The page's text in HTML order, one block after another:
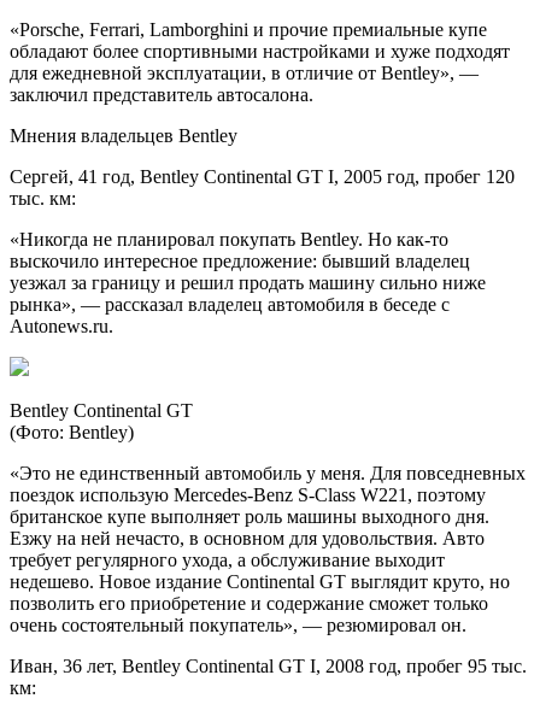
«Porsche, Ferrari, Lamborghini и прочие премиальные купе
обладают более спортивными настройками и хуже подходят
для ежедневной эксплуатации, в отличие от Bentley», —
заключил представитель автосалона.
Мнения владельцев Bentley
Сергей, 41 год, Bentley Continental GT I, 2005 год, пробег 120
тыс. км:
«Никогда не планировал покупать Bentley. Но как-то
выскочило интересное предложение: бывший владелец
уезжал за границу и решил продать машину сильно ниже
рынка», — рассказал владелец автомобиля в беседе с
Autonews.ru.
Bentley Continental GT
(Фото: Bentley)
«Это не единственный автомобиль у меня. Для повседневных
поездок использую Mercedes-Benz S-Class W221, поэтому
британское купе выполняет роль машины выходного дня.
Езжу на ней нечасто, в основном для удовольствия. Авто
требует регулярного ухода, а обслуживание выходит
недешево. Новое издание Continental GT выглядит круто, но
позволить его приобретение и содержание сможет только
очень состоятельный покупатель», — резюмировал он.
Иван, 36 лет, Bentley Continental GT I, 2008 год, пробег 95 тыс.
км: